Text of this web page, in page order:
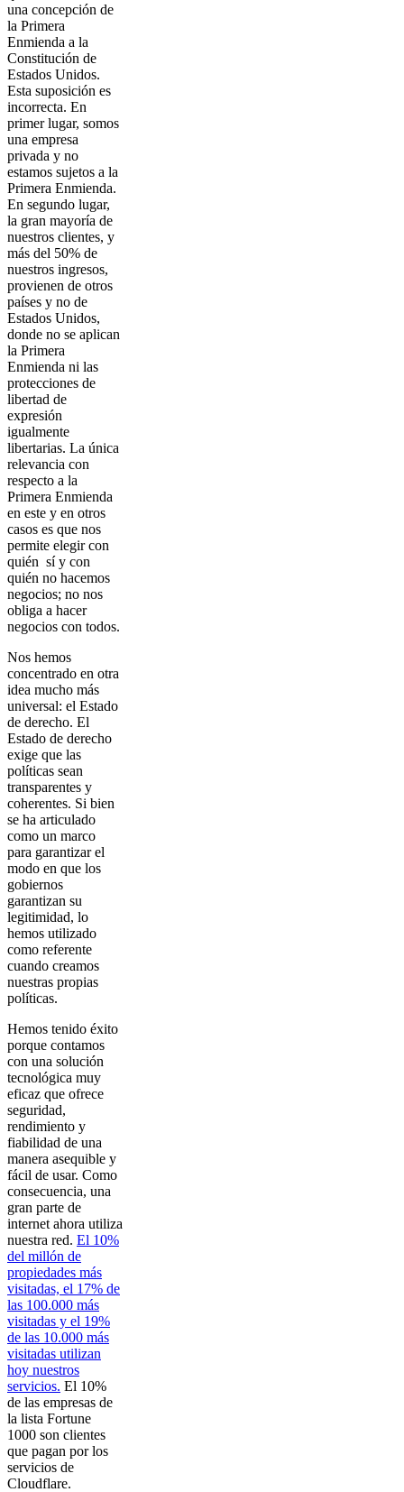
una concepción de
la Primera
Enmienda a la
Constitución de
Estados Unidos.
Esta suposición es
incorrecta. En
primer lugar, somos
una empresa
privada y no
estamos sujetos a la
Primera Enmienda.
En segundo lugar,
la gran mayoría de
nuestros clientes, y
más del 50% de
nuestros ingresos,
provienen de otros
países y no de
Estados Unidos,
donde no se aplican
la Primera
Enmienda ni las
protecciones de
libertad de
expresión
igualmente
libertarias. La única
relevancia con
respecto a la
Primera Enmienda
en este y en otros
casos es que nos
permite elegir con
quién sí y con
quién no hacemos
negocios; no nos
obliga a hacer
negocios con todos.
Nos hemos
concentrado en otra
idea mucho más
universal: el Estado
de derecho. El
Estado de derecho
exige que las
políticas sean
transparentes y
coherentes. Si bien
se ha articulado
como un marco
para garantizar el
modo en que los
gobiernos
garantizan su
legitimidad, lo
hemos utilizado
como referente
cuando creamos
nuestras propias
políticas.
Hemos tenido éxito
porque contamos
con una solución
tecnológica muy
eficaz que ofrece
seguridad,
rendimiento y
fiabilidad de una
manera asequible y
fácil de usar. Como
consecuencia, una
gran parte de
internet ahora utiliza
nuestra red. El 10%
del millón de
propiedades más
visitadas, el 17% de
las 100.000 más
visitadas y el 19%
de las 10.000 más
visitadas utilizan
hoy nuestros
servicios. El 10%
de las empresas de
la lista Fortune
1000 son clientes
que pagan por los
servicios de
Cloudflare.